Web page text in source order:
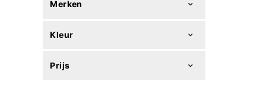
Merken
Kleur
Prijs